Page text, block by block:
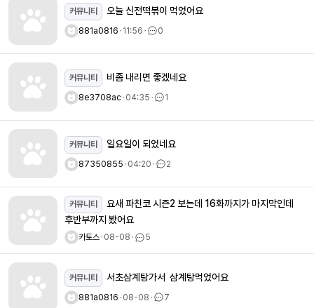
커뮤니티 오늘 신전떡볶이 먹었어요
881a0816ㆍ11:56ㆍ 0
커뮤니티 비좀 내리면 좋겠네요
8e3708acㆍ04:35ㆍ 1
커뮤니티 일요일이 되었네요
87350855ㆍ04:20ㆍ 2
커뮤니티
후반부까지 봤어요
카토스ㆍ08-08ㆍ 5
커뮤니티 서초삼계탕가서 삼계탕먹었어요
881a0816ㆍ08-08ㆍ 7